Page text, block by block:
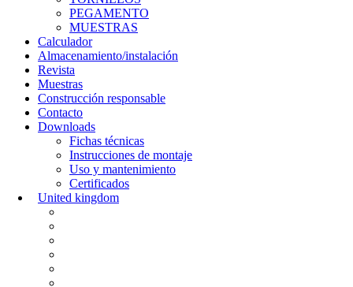
PEGAMENTO
MUESTRAS
Calculador
Almacenamiento/instalación
Revista
Muestras
Construcción responsable
Contacto
Downloads
Fichas técnicas
Instrucciones de montaje
Uso y mantenimiento
Certificados
United kingdom